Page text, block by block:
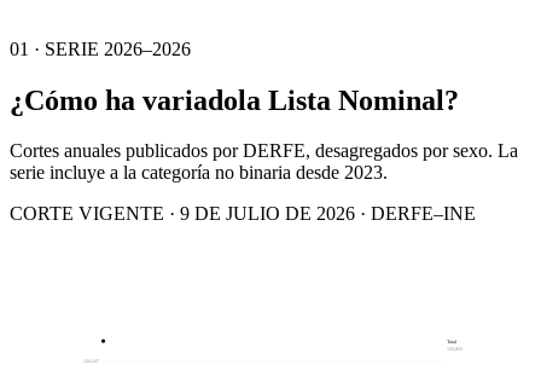
01 · SERIE 2026–2026
¿Cómo ha variadola Lista Nominal?
Cortes anuales publicados por DERFE, desagregados por sexo. La
serie incluye a la categoría no binaria desde 2023.
CORTE VIGENTE · 9 DE JULIO DE 2026 · DERFE–INE
124,547
Total
133,933